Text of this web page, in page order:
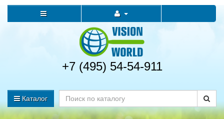
+7 (495) 54-54-911
Каталог